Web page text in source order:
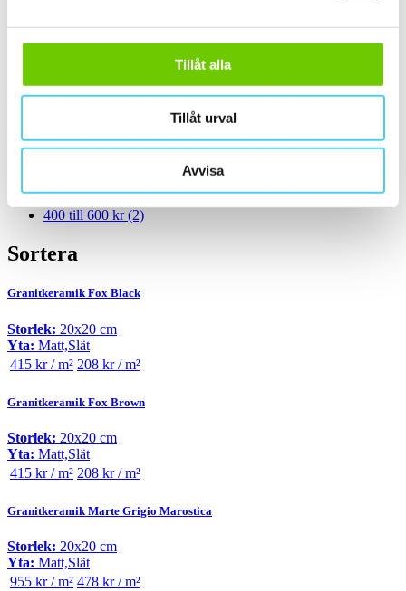
Tillåt alla
Tillåt urval
Avvisa
Standard(4)
Pris
m²
300 till 400 kr(1)
400 till 600 kr(2)
Sortera
Granitkeramik Fox Black
Storlek: 20x20 cm
Yta: Matt,Slät
415 kr / m² 208 kr / m²
Granitkeramik Fox Brown
Storlek: 20x20 cm
Yta: Matt,Slät
415 kr / m² 208 kr / m²
Granitkeramik Marte Grigio Marostica
Storlek: 20x20 cm
Yta: Matt,Slät
955 kr / m² 478 kr / m²